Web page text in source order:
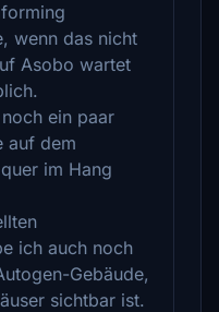
wenn das nicht
Asobo wartet
ein paar
auf dem
im Hang
ich auch noch
Gebäude,
sichtbar ist.